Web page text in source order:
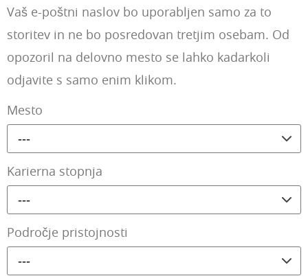
Vaš e-poštni naslov bo uporabljen samo za to
storitev in ne bo posredovan tretjim osebam. Od
opozoril na delovno mesto se lahko kadarkoli
odjavite s samo enim klikom.
Mesto
---
Karierna stopnja
---
Področje pristojnosti
---